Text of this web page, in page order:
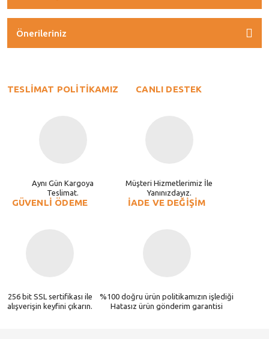
Önerileriniz
TESLİMAT POLİTİKAMIZ
Aynı Gün Kargoya
Teslimat.
CANLI DESTEK
Müşteri Hizmetlerimiz İle
Yanınızdayız.
GÜVENLİ ÖDEME
256 bit SSL sertifikası ile
alışverişin keyfini çıkarın.
İADE VE DEĞİŞİM
%100 doğru ürün politikamızın işlediği
Hatasız ürün gönderim garantisi